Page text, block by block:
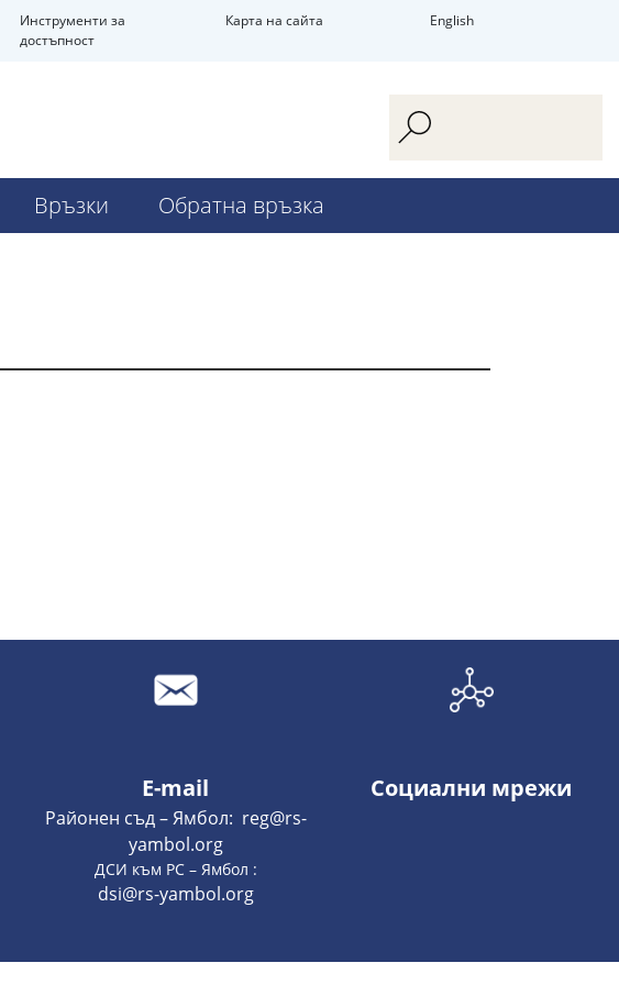
Инструменти за
достъпност
Карта на сайта English
Връзки Обратна връзка
E-mail
Районен съд – Ямбол: reg@rs-
yambol.org
ДСИ към РС – Ямбол :
dsi@rs-yambol.org
Социални мрежи